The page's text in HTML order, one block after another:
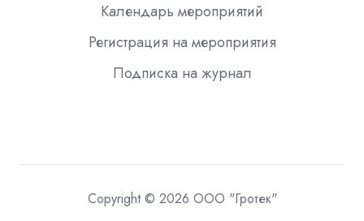
Календарь мероприятий
Регистрация на мероприятия
Подписка на журнал
Copyright © 2026 ООО "Гротек"